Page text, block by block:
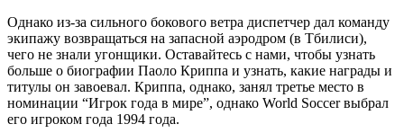
Однако из-за сильного бокового ветра диспетчер дал команду
экипажу возвращаться на запасной аэродром (в Тбилиси),
чего не знали угонщики. Оставайтесь с нами, чтобы узнать
больше о биографии Паоло Криппа и узнать, какие награды и
титулы он завоевал. Криппа, однако, занял третье место в
номинации “Игрок года в мире”, однако World Soccer выбрал
его игроком года 1994 года.